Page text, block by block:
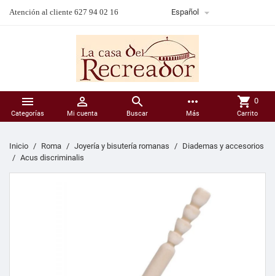
Atención al cliente 627 94 02 16 Español 

Categorías

Mi cuenta

Buscar
more_horiz
Más
shopping_cart 0
Carrito
Inicio Roma Joyería y bisutería romanas
Diademas y accesorios
Acus discriminalis